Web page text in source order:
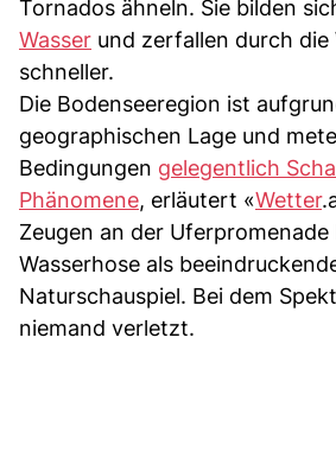
Tornados ähneln. Sie bilden
Wasser und zerfallen durch die
schneller.
Die Bodenseeregion ist
geographischen Lage und
Bedingungen gelegentlich
Phänomene, erläutert «Wetter
Zeugen an der
Wasserhose als
Naturschauspiel. Bei dem
niemand verletzt.